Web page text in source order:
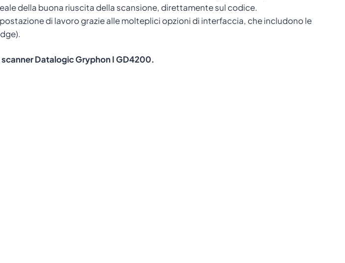
della buona riuscita della scansione, direttamente sul codice.
di lavoro grazie alle molteplici opzioni di interfaccia, che includono le
Datalogic Gryphon I GD4200.